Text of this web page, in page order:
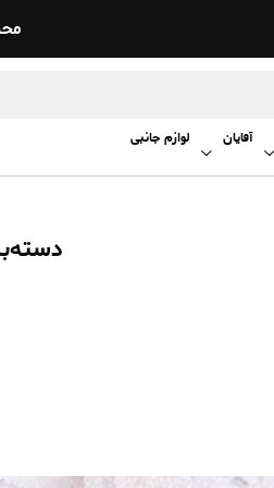
آقایان لوازم جانبی